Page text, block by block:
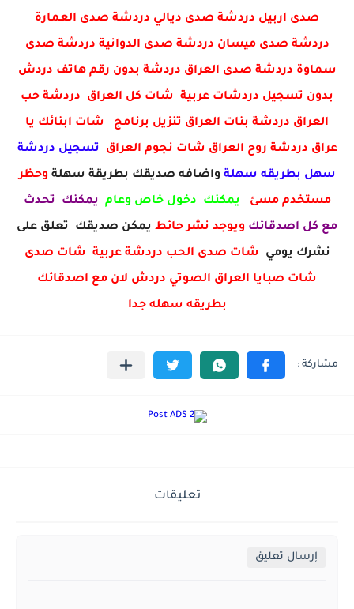
صدى اربيل دردشة صدى ديالي دردشة صدى العمارة
دردشة صدى ميسان دردشة صدى الدوانية دردشة صدى
سماوة دردشة صدى العراق دردشة بدون رقم هاتف دردش
بدون تسجيل دردشات عربية شات كل العراق دردشة حب
العراق دردشة بنات العراق تنزيل برنامج شات ابنائك يا
عراق دردشة روح العراق شات نجوم العراق تسجيل دردشة
سهل بطريقه سهلة واضافه صديقك بطريقة سهلة وحظر
مستخدم مسئ يمكنك دخول خاص وعام يمكنك تحدث
مع كل اصدقائك ويوجد نشر حائط يمكن صديقك تعلق على
نشرك يومي شات صدى الحب دردشة عربية شات صدى
شات صبايا العراق الصوتي دردش لان مع اصدقائك
بطريقه سهله جدا
تعليقات
إرسال تعليق